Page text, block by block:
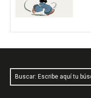
Buscar: Escribe aquí tu